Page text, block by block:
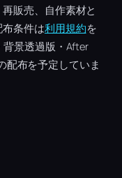
販売、自作素材と
条件は利用規約を
背景透過版・After
配布を予定していま